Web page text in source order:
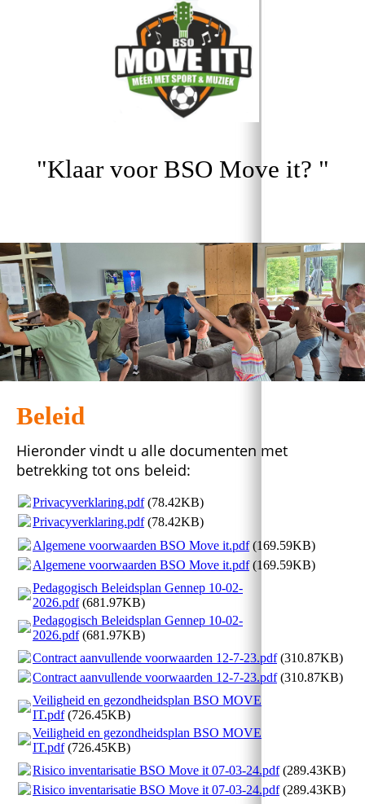
"Klaar voor BSO Move it? "
Beleid
Hieronder vindt u alle documenten met
betrekking tot ons beleid:
Privacyverklaring.pdf(78.42KB)
Privacyverklaring.pdf(78.42KB)
Algemene voorwaarden BSO Move it.pdf(169.59KB)
Algemene voorwaarden BSO Move it.pdf(169.59KB)
Pedagogisch Beleidsplan Gennep 10-02-
2026.pdf(681.97KB)
Pedagogisch Beleidsplan Gennep 10-02-
2026.pdf(681.97KB)
Contract aanvullende voorwaarden 12-7-23.pdf(310.87KB)
Contract aanvullende voorwaarden 12-7-23.pdf(310.87KB)
Veiligheid en gezondheidsplan BSO MOVE
IT.pdf(726.45KB)
Veiligheid en gezondheidsplan BSO MOVE
IT.pdf(726.45KB)
Risico inventarisatie BSO Move it 07-03-24.pdf(289.43KB)
Risico inventarisatie BSO Move it 07-03-24.pdf(289.43KB)